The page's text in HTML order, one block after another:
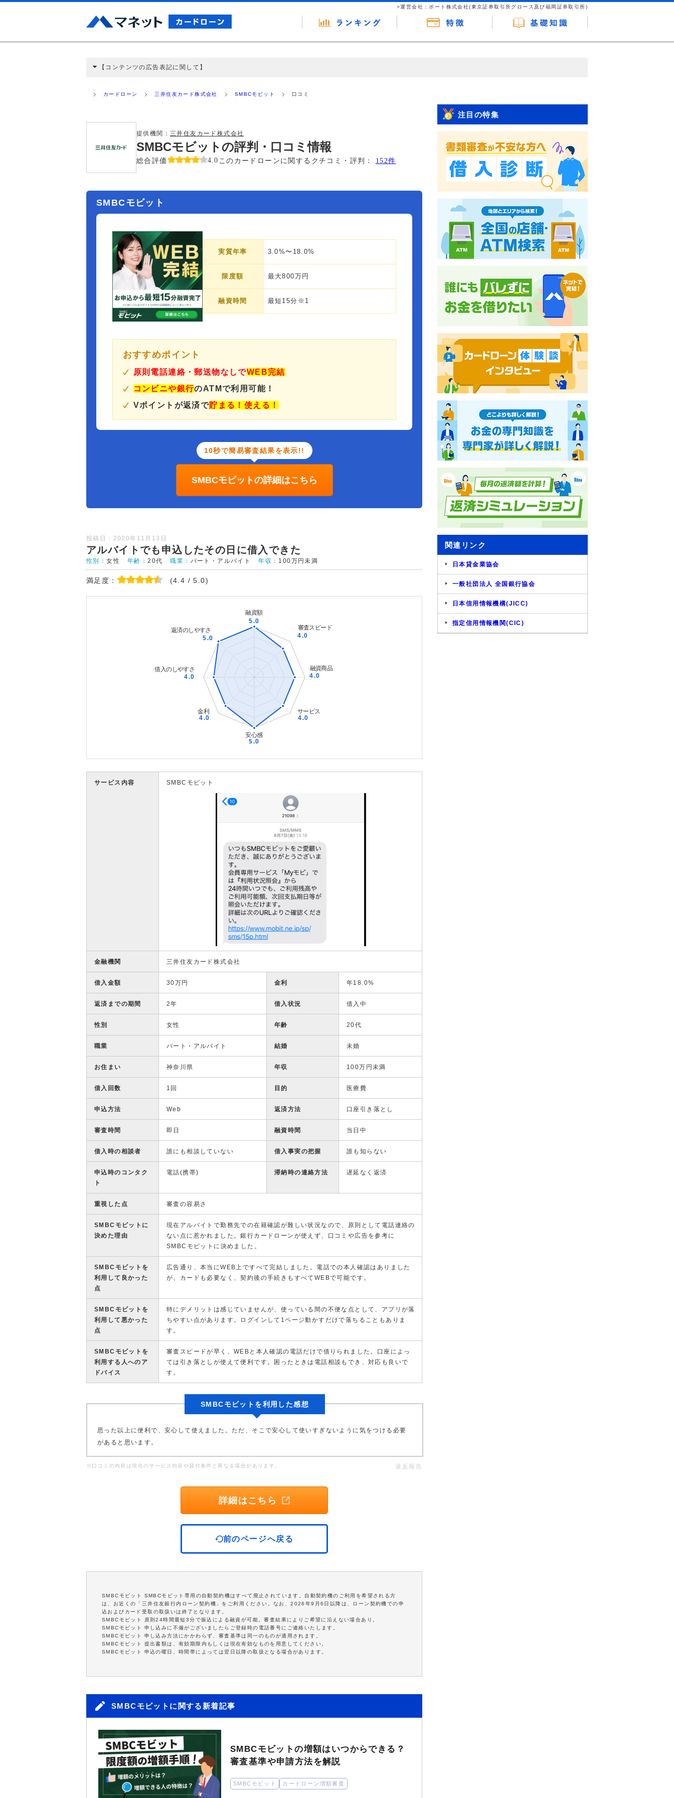
>運営会社：ポート株式会社(東京証券取引所グロース及び福岡証券取引所)
【コンテンツの広告表記に関して】
ミ収集などに基づき、公平性を担保した情報提供を行っています。
カードローン 三井住友カード株式会社 SMBCモビット 口コミ
提供機関： 三井住友カード株式会社
SMBCモビットの評判・口コミ情報
総合評価 4.0 このカードローンに関するクチコミ・評判： 152件
SMBCモビット
実質年率 3.0%〜18.0%
限度額 最大800万円
融資時間 最短15分※1
おすすめポイント
原則電話連絡・郵送物なしでWEB完結
コンビニや銀行のATMで利用可能！
Vポイントが返済で貯まる！使える！
10秒で簡易審査結果を表示!!
SMBCモビットの詳細はこちら
投稿日：2020年11月13日
アルバイトでも申込したその日に借入できた
性別：女性 年齢：20代 職業： パート・アルバイト 年収： 100万円未満
満足度： (4.4 / 5.0)
サービス内容 SMBCモビット
金融機関 三井住友カード株式会社
借入金額 30万円 金利 年18.0%
返済までの期間 2年 借入状況 借入中
性別 女性 年齢 20代
職業 パート・アルバイト 結婚 未婚
お住まい 神奈川県 年収 100万円未満
借入回数 1回 目的 医療費
申込方法 Web 返済方法 口座引き落とし
審査時間 即日 融資時間 当日中
借入時の相談者 誰にも相談していない 借入事実の把握 誰も知らない
申込時のコンタク
ト
電話(携帯) 滞納時の連絡方法 遅延なく返済
重視した点 審査の容易さ
SMBCモビットに
決めた理由
現在アルバイトで勤務先での在籍確認が難しい状況なので、原則として電話連絡の
ない点に惹かれました。銀行カードローンが使えず、口コミや広告を参考に
SMBCモビットに決めました。
SMBCモビットを
利用して良かった
点
広告通り、本当にWEB上ですべて完結しました。電話での本人確認はありました
が、カードも必要なく、契約後の手続きもすべてWEBで可能です。
SMBCモビットを
利用して悪かった
点
特にデメリットは感じていませんが、使っている間の不便な点として、アプリが落
ちやすい点があります。ログインして1ページ動かすだけで落ちることもありま
す。
SMBCモビットを
利用する人へのア
ドバイス
審査スピードが早く、WEBと本人確認の電話だけで借りられました。口座によっ
ては引き落としが使えて便利です。困ったときは電話相談もでき、対応も良いで
す。
SMBCモビットを利用した感想
思った以上に便利で、安心して使えました。ただ、そこで安心して使いすぎないように気をつける必要
があると思います。
※口コミの内容は現在のサービス内容や貸付条件と異なる場合があります。 違反報告
詳細はこちら
前のページへ戻る
SMBCモビット SMBCモビット専用の自動契約機はすべて廃止されています。自動契約機のご利用を希望される方
は、お近くの「三井住友銀行内ローン契約機」をご利用ください。なお、2026年9月6日以降は、ローン契約機での申
込およびカード受取の取扱いは終了となります。
SMBCモビット 原則24時間最短3分で振込による融資が可能。審査結果によりご希望に沿えない場合あり。
SMBCモビット 申し込みに不備がございましたらご登録時の電話番号にご連絡いたします。
SMBCモビット 申し込み方法にかかわらず、審査基準は同一のものが適用されます。
SMBCモビット 提出書類は、有効期限内もしくは現在有効なものを用意してください。
SMBCモビット 申込の曜日、時間帯によっては翌日以降の取扱となる場合があります。
SMBCモビットに関する新着記事
SMBCモビットの増額はいつからできる？
審査基準や申請方法を解説
SMBCモビット カードローン増額審査
注目の特集
関連リンク
日本貸金業協会
一般社団法人 全国銀行協会
日本信用情報機構(JICC)
指定信用情報機関(CIC)